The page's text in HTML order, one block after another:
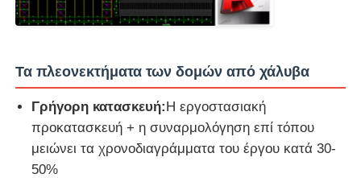
Τα πλεονεκτήματα των δομών από χάλυβα
Γρήγορη κατασκευή:Η εργοστασιακή
προκατασκευή + η συναρμολόγηση επί τόπου
μειώνει τα χρονοδιαγράμματα του έργου κατά 30-
50%